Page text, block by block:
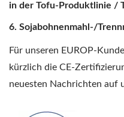
in der Tofu-Produktlinie /
Sojabohnenmahl-/
Für unseren EUROP-
kürzlich die CE-
neuesten Nachrichten auf